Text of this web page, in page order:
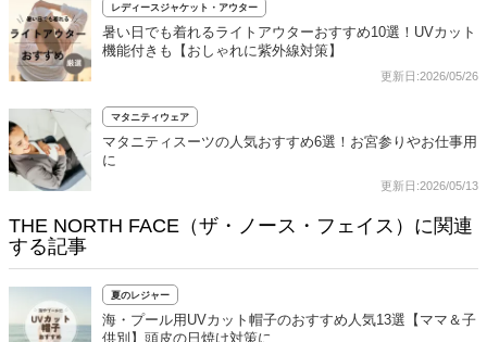
レディースジャケット・アウター
暑い日でも着れるライトアウターおすすめ10選！UVカット
機能付きも【おしゃれに紫外線対策】
更新日:2026/05/26
マタニティウェア
マタニティスーツの人気おすすめ6選！お宮参りやお仕事用
に
更新日:2026/05/13
THE NORTH FACE（ザ・ノース・フェイス）に関連
する記事
夏のレジャー
海・プール用UVカット帽子のおすすめ人気13選【ママ＆子
供別】頭皮の日焼け対策に